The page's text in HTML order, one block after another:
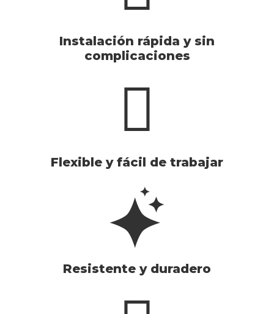
Instalación rápida y sin
complicaciones
Flexible y fácil de trabajar
Resistente y duradero